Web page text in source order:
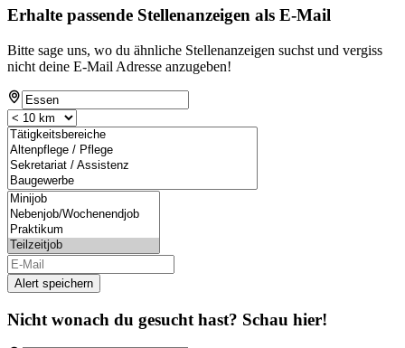
Erhalte passende Stellenanzeigen als E-Mail
Bitte sage uns, wo du ähnliche Stellenanzeigen suchst und vergiss
nicht deine E-Mail Adresse anzugeben!
Alert speichern
Nicht wonach du gesucht hast? Schau hier!